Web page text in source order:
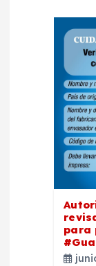
para